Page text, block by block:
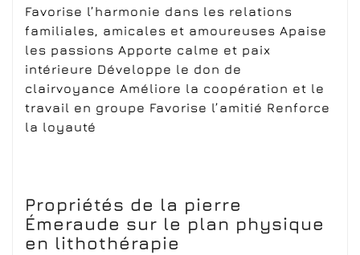
Favorise l’harmonie dans les relations
familiales, amicales et amoureuses Apaise
les passions Apporte calme et paix
intérieure Développe le don de
clairvoyance Améliore la coopération et le
travail en groupe Favorise l’amitié Renforce
la loyauté
Propriétés de la pierre
Émeraude sur le plan physique
en lithothérapie